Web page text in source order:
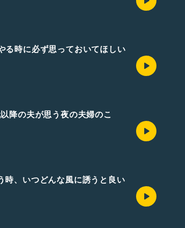
時に必ず思っておいてほしい
降の夫が思う夜の夫婦のこ
、いつどんな風に誘うと良い